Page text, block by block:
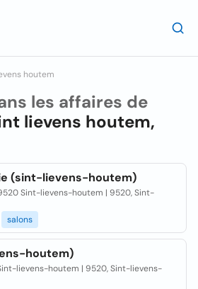
houtem
les affaires de
lievens houtem,
(sint-lievens-houtem)
Sint-lievens-houtem | 9520, Sint-
salons
houtem)
lievens-houtem | 9520, Sint-lievens-